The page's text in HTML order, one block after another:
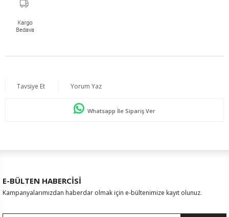
görünüm isteyenler için ideal bir seçimdir.
Ürün İçeriği:%100 Polyester
Kumaş Türü: Dokuma
Numune Bedeni : 44
Tavsiye Et Yorum Yaz
Whatsapp İle Sipariş Ver
E-BÜLTEN HABERCİSİ
Kampanyalarımızdan haberdar olmak için e-bültenimize kayıt olunuz.